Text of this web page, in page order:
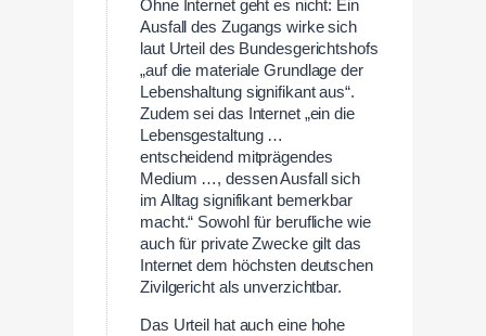
Ohne Internet geht es nicht: Ein
Ausfall des Zugangs wirke sich
laut Urteil des Bundesgerichtshofs
„auf die materiale Grundlage der
Lebenshaltung signifikant aus“.
Zudem sei das Internet „ein die
Lebensgestaltung …
entscheidend mitprägendes
Medium …, dessen Ausfall sich
im Alltag signifikant bemerkbar
macht.“ Sowohl für berufliche wie
auch für private Zwecke gilt das
Internet dem höchsten deutschen
Zivilgericht als unverzichtbar.
Das Urteil hat auch eine hohe